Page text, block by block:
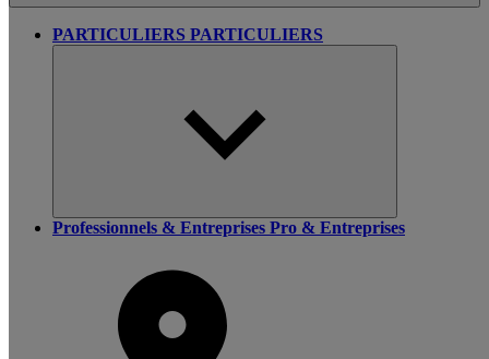
PARTICULIERS PARTICULIERS
Professionnels & Entreprises Pro & Entreprises